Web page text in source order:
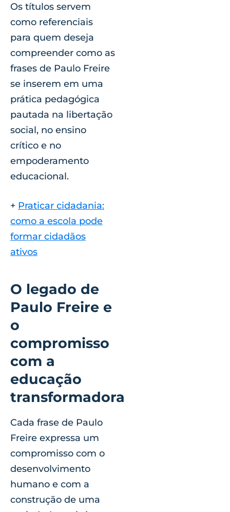
Os títulos servem
como referenciais
para quem deseja
compreender como as
frases de Paulo Freire
se inserem em uma
prática pedagógica
pautada na libertação
social, no ensino
crítico e no
empoderamento
educacional.
+ Praticar cidadania:
como a escola pode
formar cidadãos
ativos
O legado de
Paulo Freire e
o
compromisso
com a
educação
transformadora
Cada frase de Paulo
Freire expressa um
compromisso com o
desenvolvimento
humano e com a
construção de uma